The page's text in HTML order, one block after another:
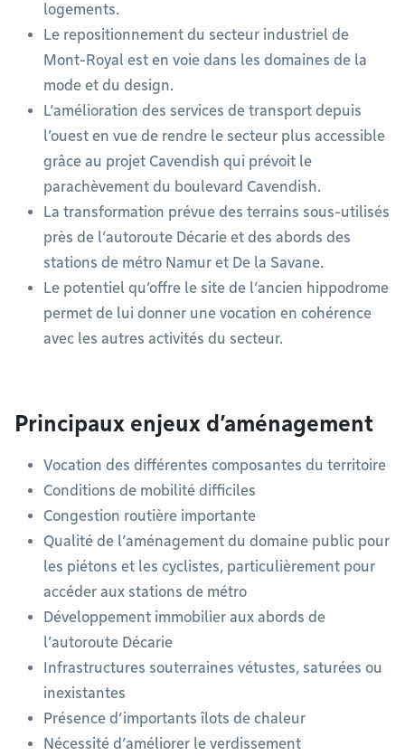
logements.
Le repositionnement du secteur industriel de
Mont-Royal est en voie dans les domaines de la
mode et du design.
L’amélioration des services de transport depuis
l’ouest en vue de rendre le secteur plus accessible
grâce au projet Cavendish qui prévoit le
parachèvement du boulevard Cavendish.
La transformation prévue des terrains sous-utilisés
près de l’autoroute Décarie et des abords des
stations de métro Namur et De la Savane.
Le potentiel qu’offre le site de l’ancien hippodrome
permet de lui donner une vocation en cohérence
avec les autres activités du secteur.
Principaux enjeux d’aménagement
Vocation des différentes composantes du territoire
Conditions de mobilité difficiles
Congestion routière importante
Qualité de l’aménagement du domaine public pour
les piétons et les cyclistes, particulièrement pour
accéder aux stations de métro
Développement immobilier aux abords de
l’autoroute Décarie
Infrastructures souterraines vétustes, saturées ou
inexistantes
Présence d’importants îlots de chaleur
Nécessité d’améliorer le verdissement